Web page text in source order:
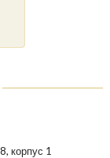
корпус 1